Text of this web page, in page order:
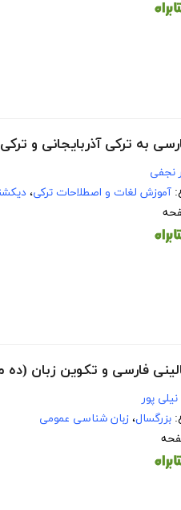
به ترکی آذربایجانی و ترکی
نجفی
آموزش لغات و اصطلاحات ترکی،
فارسی و تکوین زبان
پور
بزرگسال، زبان شناسی عمومی